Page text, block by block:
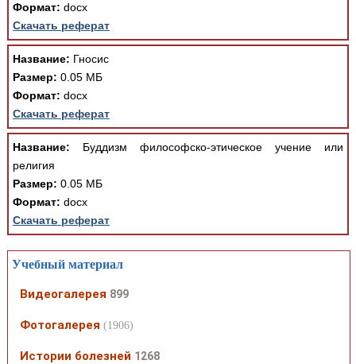
Формат: docx
Скачать реферат
Название: Гносис
Размер: 0.05 МБ
Формат: docx
Скачать реферат
Название: Буддизм философско-этическое учение или
религия
Размер: 0.05 МБ
Формат: docx
Скачать реферат
Учебный материал
Видеогалерея 899
Фотогалерея (1906)
Истории болезней 1268